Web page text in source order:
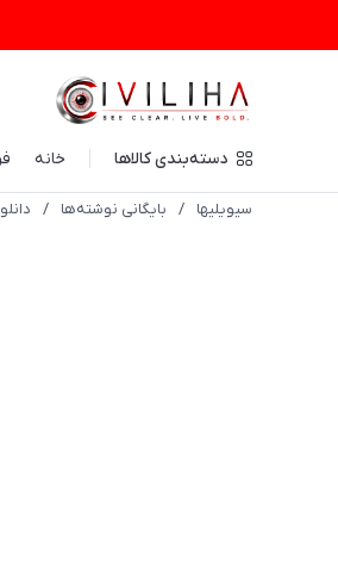
دسته‌بندی کالاها خانه
سیویلیها / بایگانی نوشته‌ها /